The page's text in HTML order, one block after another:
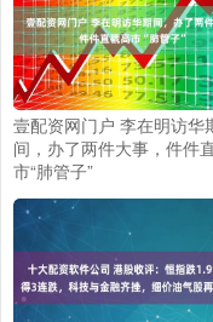
壹配资网门户 李在明访华
间，办了两件大事，件件
市“肺管子”